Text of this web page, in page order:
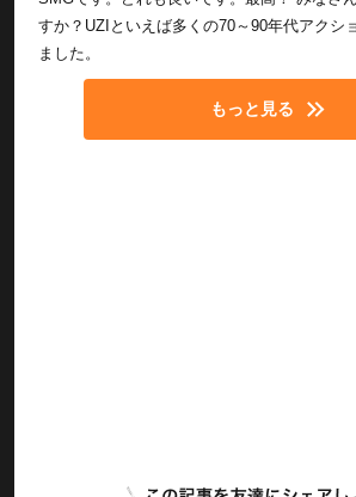
すか？UZIといえば多くの70～90年代アクシ
ました。
もっと見る